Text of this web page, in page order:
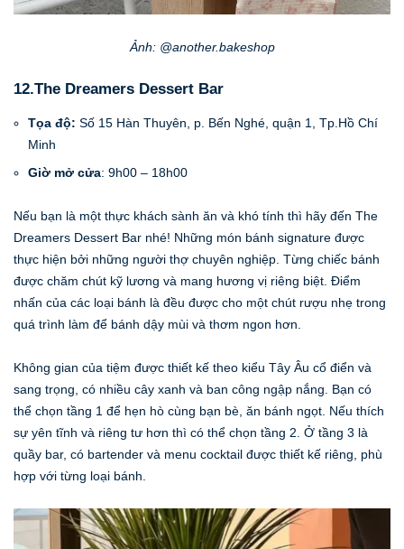
Ảnh: @another.bakeshop
12.The Dreamers Dessert Bar
Tọa độ: Số 15 Hàn Thuyên, p. Bến Nghé, quận 1, Tp.Hồ Chí
Minh
Giờ mở cửa: 9h00 – 18h00
Nếu bạn là một thực khách sành ăn và khó tính thì hãy đến The
Dreamers Dessert Bar nhé! Những món bánh signature được
thực hiện bởi những người thợ chuyên nghiệp. Từng chiếc bánh
được chăm chút kỹ lương và mang hương vị riêng biệt. Điểm
nhấn của các loại bánh là đều được cho một chút rượu nhẹ trong
quá trình làm để bánh dậy mùi và thơm ngon hơn.
Không gian của tiệm được thiết kế theo kiểu Tây Âu cổ điển và
sang trọng, có nhiều cây xanh và ban công ngập nắng. Bạn có
thể chọn tầng 1 để hẹn hò cùng bạn bè, ăn bánh ngọt. Nếu thích
sự yên tĩnh và riêng tư hơn thì có thể chọn tầng 2. Ở tầng 3 là
quầy bar, có bartender và menu cocktail được thiết kế riêng, phù
hợp với từng loại bánh.